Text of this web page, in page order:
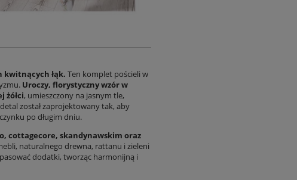
kwitnących łąk. Ten komplet pościeli w
Uroczy, florystyczny wzór w
żółci, umieszczony na jasnym tle,
został zaprojektowany tak, aby
po długim dniu.
cottagecore, skandynawskim oraz
naturalnego drewna, rattanu i zieleni
dodatki, tworząc harmonijną i